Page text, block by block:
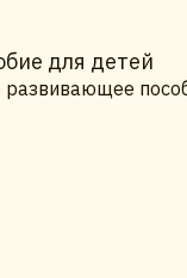
для детей